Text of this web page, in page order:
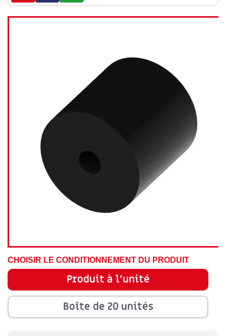
CHOISIR LE CONDITIONNEMENT DU PRODUIT
Produit à l'unité
Boîte de 20 unités